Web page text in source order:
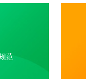
范